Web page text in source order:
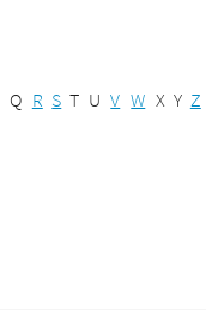
Q R S T U V W X Y Z